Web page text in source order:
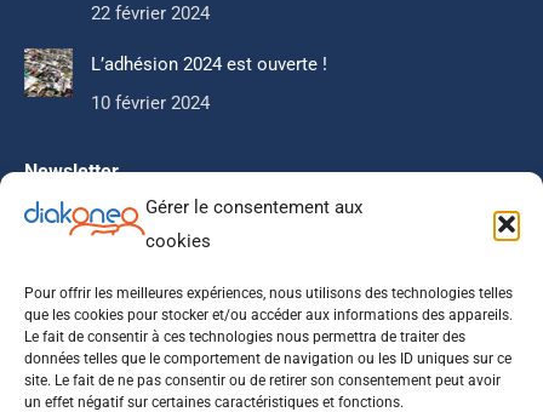
Gérer le consentement aux
cookies
Pour offrir les meilleures expériences, nous utilisons des technologies telles
que les cookies pour stocker et/ou accéder aux informations des appareils.
Le fait de consentir à ces technologies nous permettra de traiter des
données telles que le comportement de navigation ou les ID uniques sur ce
site. Le fait de ne pas consentir ou de retirer son consentement peut avoir
un effet négatif sur certaines caractéristiques et fonctions.
22 février 2024
L’adhésion 2024 est ouverte !
10 février 2024
Newsletter
Ne manquez pas notre actualité, nos articles que nous
réservons à nos abonnés.